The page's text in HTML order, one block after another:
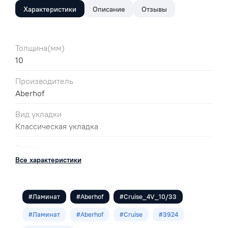
Характеристики Описание Отзывы
Толщина(мм)
10
Производитель
Aberhof
Вид укладки
Классическая укладка
4V
33
Размеры
Все характеристики
#Ламинат #Aberhof #Cruise_4V_10/33
#Ламинат #Aberhof #Cruise #3924